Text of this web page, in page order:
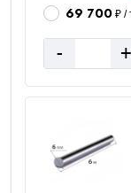
69 700₽ /
- +